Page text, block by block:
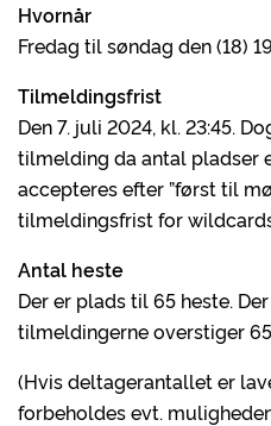
Hvornår
Fredag til søndag den (18)
Tilmeldingsfrist
Den 7. juli 2024, kl. 23:45.
tilmelding da antal pladser
accepteres efter ”først til
tilmeldingsfrist for
Antal heste
Der er plads til 65 heste.
tilmeldingerne overstiger
(Hvis deltagerantallet er
forbeholdes evt.